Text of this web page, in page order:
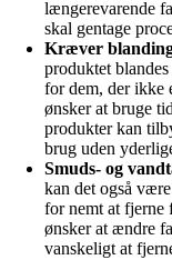
længerevarende
skal gentage
Kræver
produktet
for dem, der ikke
ønsker at bruge
produkter kan
brug uden
Smuds- og
kan det også
for nemt at fjerne
ønsker at ændre
vanskeligt at